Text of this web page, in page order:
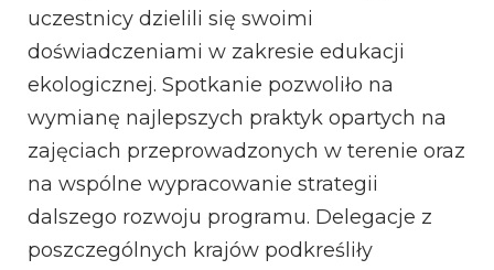
uczestnicy dzielili się swoimi
doświadczeniami w zakresie edukacji
ekologicznej. Spotkanie pozwoliło na
wymianę najlepszych praktyk opartych na
zajęciach przeprowadzonych w terenie oraz
na wspólne wypracowanie strategii
dalszego rozwoju programu. Delegacje z
poszczególnych krajów podkreśliły